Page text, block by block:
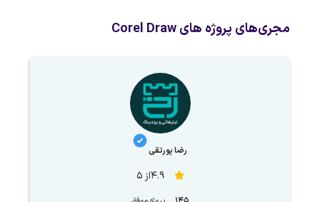
مجری‌های پروژه های Corel Draw
رضا پورتقی
4.9از 5